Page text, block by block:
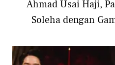
Ahmad Usai Haji,
Soleha dengan